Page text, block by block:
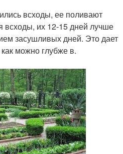
всходы, ее поливают
всходы, их 12-15 дней лучше
засушливых дней. Это дает
можно глубже в.